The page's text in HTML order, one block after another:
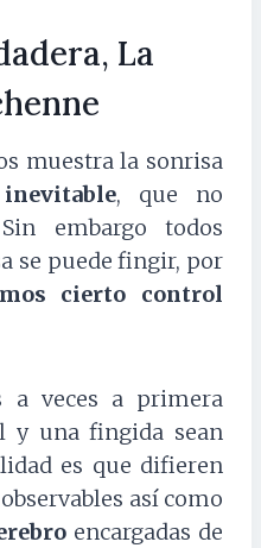
La
muestra la sonrisa
, que no
embargo todos
se puede fingir, por
cierto control
a veces a primera
y una fingida sean
es que difieren
observables así como
encargadas de